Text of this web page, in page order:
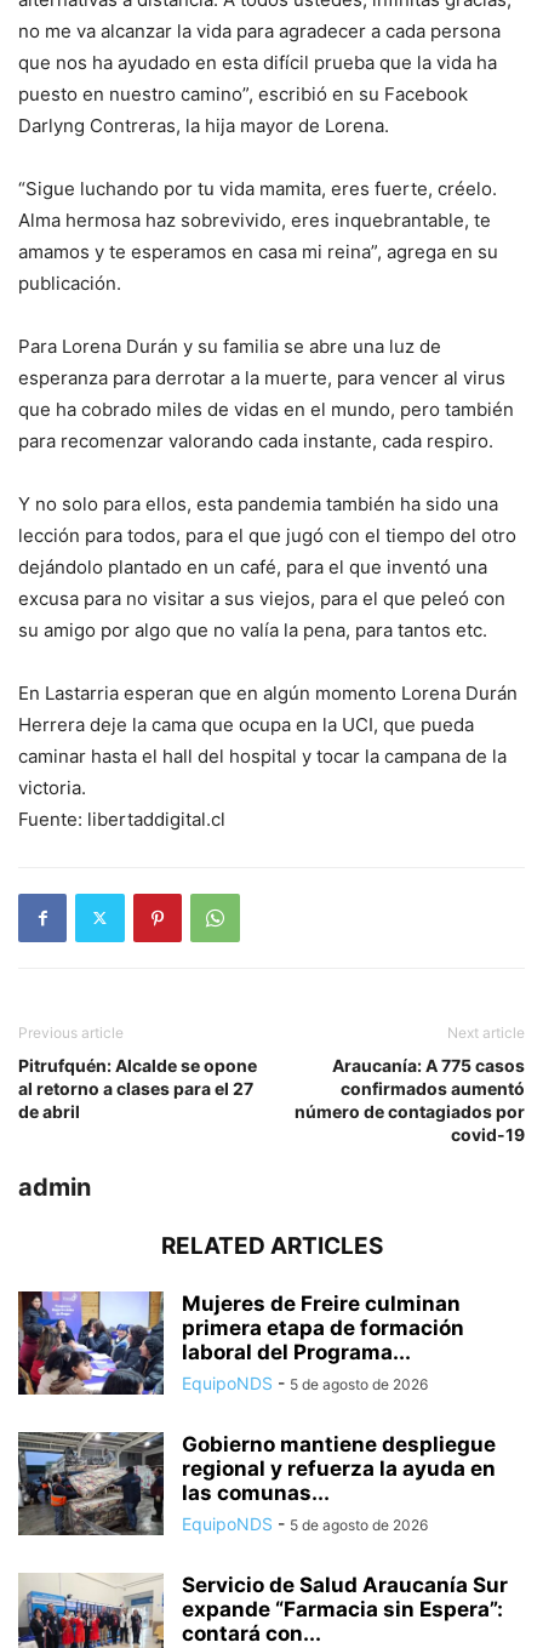
no me va alcanzar la vida para agradecer a cada persona
que nos ha ayudado en esta difícil prueba que la vida ha
puesto en nuestro camino”, escribió en su Facebook
Darlyng Contreras, la hija mayor de Lorena.
“Sigue luchando por tu vida mamita, eres fuerte, créelo.
Alma hermosa haz sobrevivido, eres inquebrantable, te
amamos y te esperamos en casa mi reina”, agrega en su
publicación.
Para Lorena Durán y su familia se abre una luz de
esperanza para derrotar a la muerte, para vencer al virus
que ha cobrado miles de vidas en el mundo, pero también
para recomenzar valorando cada instante, cada respiro.
Y no solo para ellos, esta pandemia también ha sido una
lección para todos, para el que jugó con el tiempo del otro
dejándolo plantado en un café, para el que inventó una
excusa para no visitar a sus viejos, para el que peleó con
su amigo por algo que no valía la pena, para tantos etc.
En Lastarria esperan que en algún momento Lorena Durán
Herrera deje la cama que ocupa en la UCI, que pueda
caminar hasta el hall del hospital y tocar la campana de la
victoria.
Fuente: libertaddigital.cl
Previous article
Pitrufquén: Alcalde se opone
al retorno a clases para el 27
de abril
Next article
Araucanía: A 775 casos
confirmados aumentó
número de contagiados por
covid-19
admin
RELATED ARTICLES
Mujeres de Freire culminan
primera etapa de formación
laboral del Programa...
EquipoNDS - 5 de agosto de 2026
Gobierno mantiene despliegue
regional y refuerza la ayuda en
las comunas...
EquipoNDS - 5 de agosto de 2026
Servicio de Salud Araucanía Sur
expande “Farmacia sin Espera”:
contará con...